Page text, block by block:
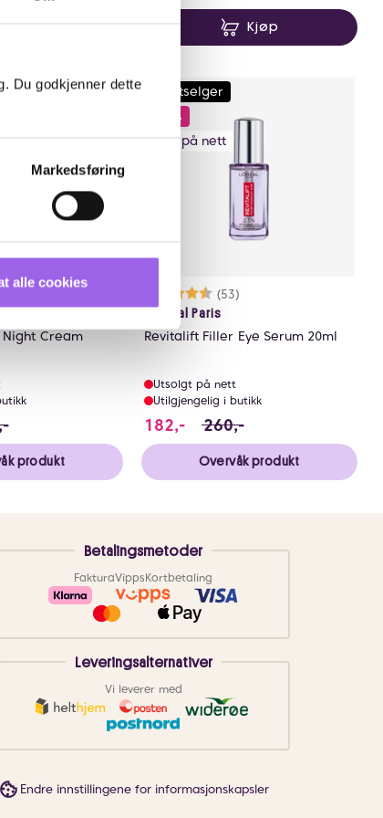
Du godkjenner dette
Markedsføring
alle cookies
Kjøp Kjøp
49.75 NOK
Cream
for 210 NOK, du sparer 63 NOK
produkt
Bestselger
30%
Kun på nett
Karakter:
(53)
4.4 av 5 mulige
L'Oréal Paris
Revitalift Filler Eye Serum 20ml
Utsolgt på nett
Utilgjengelig i butikk
182,-182 i stedet for 260 NOK,
260,-
Overvåk produkt
Betalingsmetoder
FakturaVippsKortbetaling
Leveringsalternativer
Vi leverer med
Endre innstillingene for informasjonskapsler